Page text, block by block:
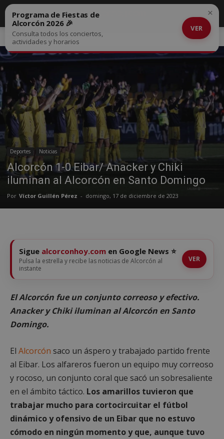
Inicio Deportes
Deportes Noticias
Alcorcón 1-0 Eibar/ Anacker y Chiki
iluminan al Alcorcón en Santo Domingo
Por Víctor Guillén Pérez - domingo, 17 de diciembre de 2023
Programa de Fiestas de
Alcorcón 2026 🎉
Consulta todos los conciertos,
actividades y horarios
VER
×
Sigue alcorconhoy.com en Google News ⭐
Pulsa la estrella y recibe las noticias de Alcorcón al
instante
VER
El Alcorcón fue un conjunto correoso y efectivo.
Anacker y Chiki iluminan al Alcorcón en Santo
Domingo.
El Alcorcón saco un áspero y trabajado partido frente
al Eibar. Los alfareros fueron un equipo muy correoso
y rocoso, un conjunto coral que sacó un sobresaliente
en el ámbito táctico. Los amarillos tuvieron que
trabajar mucho para cortocircuitar el fútbol
dinámico y ofensivo de un Eibar que no estuvo
cómodo en ningún momento y que, aunque tuvo